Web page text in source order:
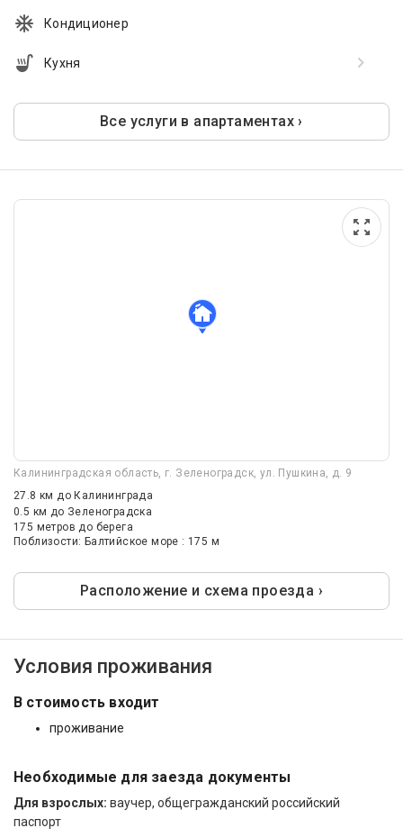
Кондиционер
Кухня
Все услуги в апартаментах ›
Калининградская область, г. Зеленоградск, ул. Пушкина, д. 9
27.8 кмдо Калининграда
0.5 км до Зеленоградска
175 метров до берега
Поблизости: Балтийское море : 175 м
Расположение и схема проезда ›
Условия проживания
В стоимость входит
проживание
Необходимые для заезда документы
Для взрослых: ваучер, общегражданский российский
паспорт